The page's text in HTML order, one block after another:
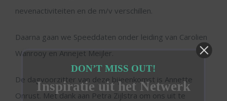
nevenactiviteiten en de m/v verschillen.
Daarna gaan we Speeddaten onder leiding van Carolien
Wanrooy en Annejet Meijler.
De dagvoorzitter van deze bijeenkomst is Annette
Onrust. Met dank aan Petra Zijlstra om ons uit te
DON’T MISS OUT!
Inspiratie uit het Netwerk